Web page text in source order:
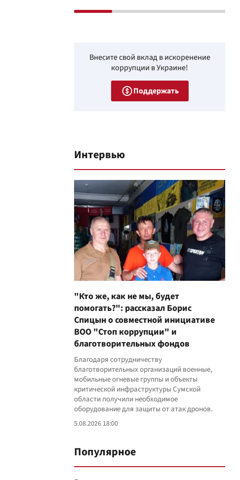
Внесите свой вклад в искоренение
коррупции в Украине!
Поддержать
Интервью
"Кто же, как не мы, будет
помогать?": рассказал Борис
Спицын о совместной инициативе
ВОО "Стоп коррупции" и
благотворительных фондов
Благодаря сотрудничеству
благотворительных организаций военные,
мобильные огневые группы и объекты
критической инфраструктуры Сумской
области получили необходимое
оборудование для защиты от атак дронов.
5.08.2026 18:00
Популярное